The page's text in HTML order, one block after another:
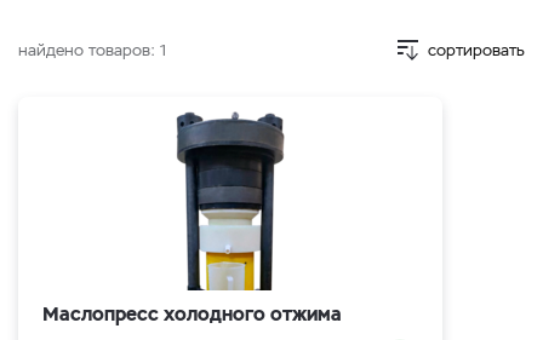
найдено товаров: 1 сортировать
Маслопресс холодного отжима